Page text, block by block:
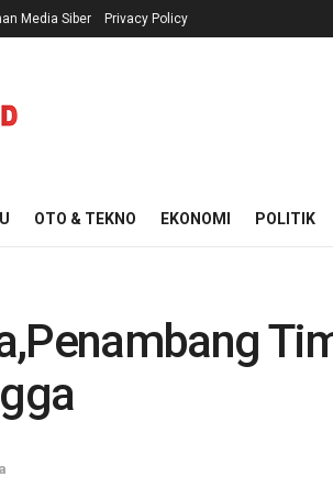
Media Siber Privacy Policy
OTO & TEKNO EKONOMI POLITIK